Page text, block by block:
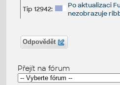
Tip 12942:
Po aktualizaci
nezobrazuje
Odpovědět
Přejít na fórum